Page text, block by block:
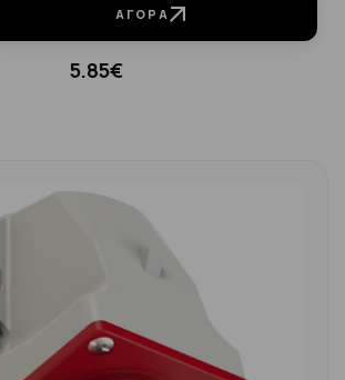
ΑΓΟΡΆ
5.85€